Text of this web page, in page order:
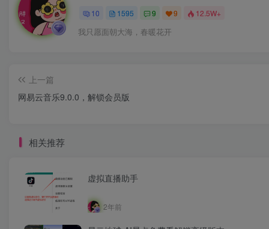
10 1595 9 9 12.5W+
我只愿面朝大海，春暖花开
上一篇
网易云音乐9.0.0，解锁会员版
相关推荐
虚拟直播助手
2年前